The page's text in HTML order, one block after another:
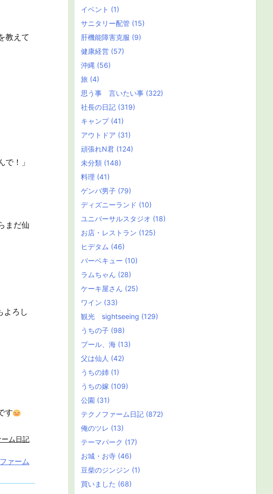
教えて
！」
まだ仙
ろし
す
ム日記
ァーム
イベント (1)
サニタリー配管 (15)
肝機能障害克服 (9)
健康経営 (57)
沖縄 (56)
旅 (4)
思う事 言いたい事 (322)
社長の日記 (319)
キャンプ (41)
アウトドア (31)
頑張れN君 (124)
未分類 (148)
料理 (41)
ゲンバ男子 (79)
ディズニーランド (10)
ユニバーサルスタジオ (18)
お店・レストラン (125)
ヒデタム (46)
バーベキュー (10)
ラムちゃん (28)
ケーキ屋さん (25)
ワイン (33)
観光 sightseeing (129)
うちの子 (98)
プール、海 (13)
父は仙人 (42)
うちの姉 (1)
うちの嫁 (109)
公園 (31)
テクノファーム日記 (872)
俺のツレ (13)
テーマパーク (17)
お城・お寺 (46)
豆柴のジンジン (1)
買いました (68)